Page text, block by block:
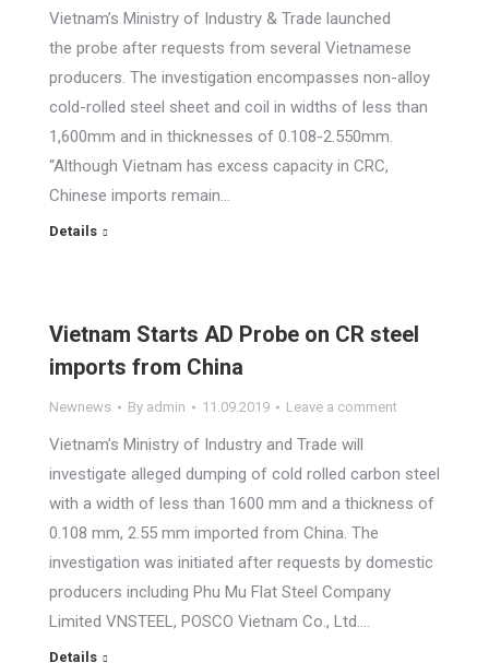
Vietnam’s Ministry of Industry & Trade launched
the probe after requests from several Vietnamese
producers. The investigation encompasses non-alloy
cold-rolled steel sheet and coil in widths of less than
1,600mm and in thicknesses of 0.108-2.550mm.
“Although Vietnam has excess capacity in CRC,
Chinese imports remain…
Details
Vietnam Starts AD Probe on CR steel
imports from China
Newnews By admin 11.09.2019 Leave a comment
Vietnam’s Ministry of Industry and Trade will
investigate alleged dumping of cold rolled carbon steel
with a width of less than 1600 mm and a thickness of
0.108 mm, 2.55 mm imported from China. The
investigation was initiated after requests by domestic
producers including Phu Mu Flat Steel Company
Limited VNSTEEL, POSCO Vietnam Co., Ltd.…
Details